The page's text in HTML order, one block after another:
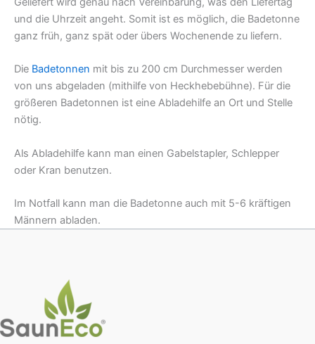
und die Uhrzeit angeht. Somit ist es möglich, die Badetonne
ganz früh, ganz spät oder übers Wochenende zu liefern.
Die Badetonnen mit bis zu 200 cm Durchmesser werden
von uns abgeladen (mithilfe von Heckhebebühne). Für die
größeren Badetonnen ist eine Abladehilfe an Ort und Stelle
nötig.
Als Abladehilfe kann man einen Gabelstapler, Schlepper
oder Kran benutzen.
Im Notfall kann man die Badetonne auch mit 5-6 kräftigen
Männern abladen.